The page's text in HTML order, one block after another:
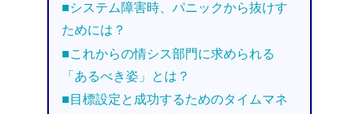
■システム障害時、パニックから抜けす
ためには？
■これからの情シス部門に求められる
「あるべき姿」とは？
■目標設定と成功するためのタイムマネ